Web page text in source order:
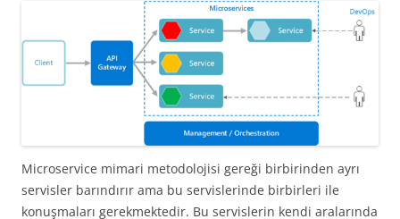
Microservice mimari metodolojisi gereği birbirinden ayrı
servisler barındırır ama bu servislerinde birbirleri ile
konuşmaları gerekmektedir. Bu servislerin kendi aralarında